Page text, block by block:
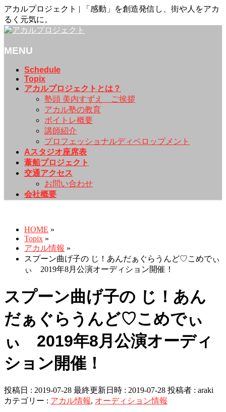
アカルプロジェクト | 「感動」を創造発信し、街や人をアカ
るく元気に。
MENU
Schedule
Topix
アカルプロジェクトとは？
塾頭 美内すずえ ご挨拶
アカル塾の教育
ボイトレ概要
講師紹介
プロフェッショナルディベロップメント
Aスタジオ座席表
葦船プロジェクト
交通アクセス
お問い合わせ
会社概要
HOME »
Topix »
アカル情報 »
スプーン曲げ子の じ！あんだぁぐらうんど♡こめでぃ
ぃ 2019年8月公演オーディション開催！
スプーン曲げ子の じ！あん
だぁぐらうんど♡こめでぃ
ぃ 2019年8月公演オーディ
ション開催！
投稿日 : 2019-07-28 最終更新日時 : 2019-07-28 投稿者 : araki
カテゴリー : アカル情報, オーディション情報